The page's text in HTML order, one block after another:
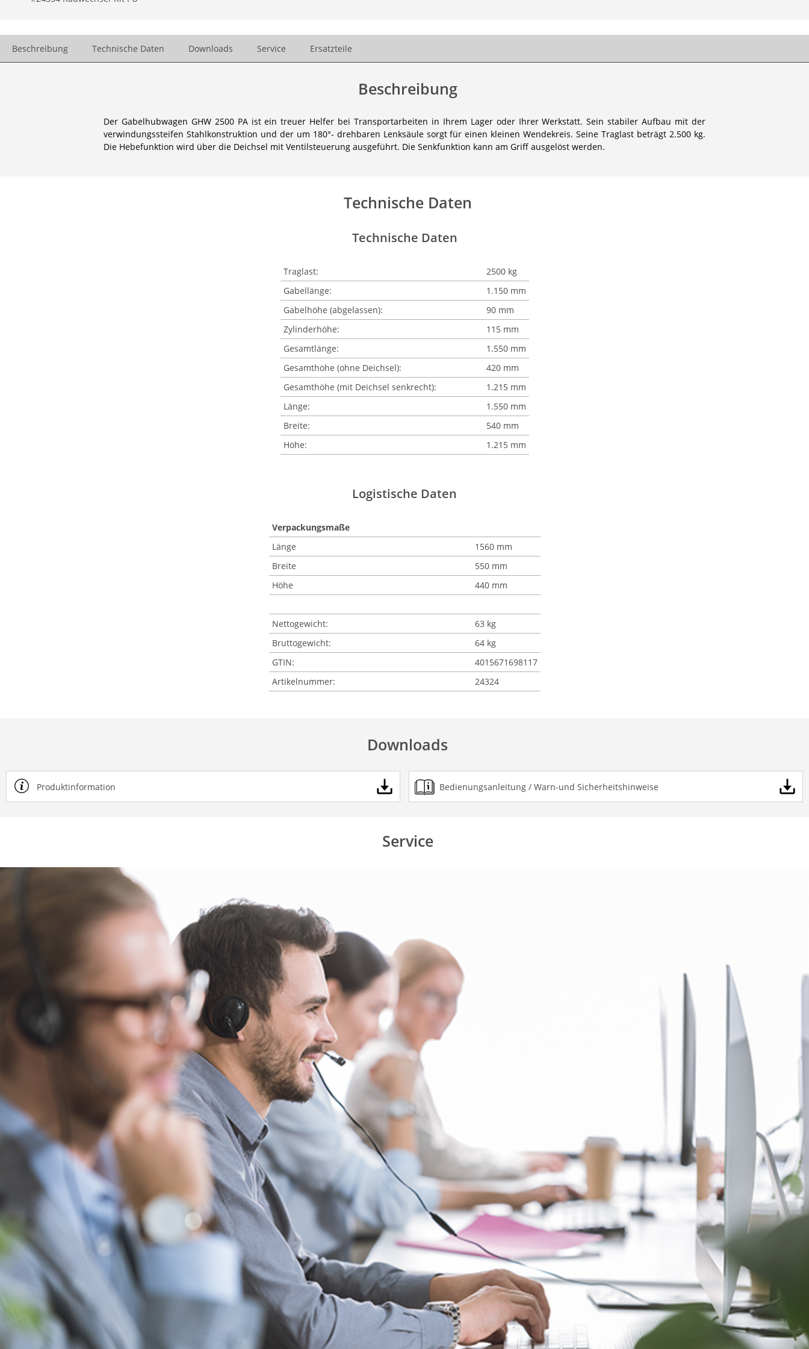
Beschreibung Technische Daten Downloads Service Ersatzteile
Beschreibung
Der Gabelhubwagen GHW 2500 PA ist ein treuer Helfer bei Transportarbeiten in Ihrem Lager oder Ihrer Werkstatt. Sein stabiler Aufbau mit der
verwindungssteifen Stahlkonstruktion und der um 180°- drehbaren Lenksäule sorgt für einen kleinen Wendekreis. Seine Traglast beträgt 2.500 kg.
Die Hebefunktion wird über die Deichsel mit Ventilsteuerung ausgeführt. Die Senkfunktion kann am Griff ausgelöst werden.
Technische Daten
Technische Daten
Traglast:
2500 kg
Gabellänge:
1.150 mm
Gabelhöhe (abgelassen):
90 mm
Zylinderhöhe:
115 mm
Gesamtlänge:
1.550 mm
Gesamthöhe (ohne Deichsel):
420 mm
Gesamthöhe (mit Deichsel senkrecht):
1.215 mm
Länge:
1.550 mm
Breite:
540 mm
Höhe:
1.215 mm
Logistische Daten
Verpackungsmaße
Länge
1560 mm
Breite
550 mm
Höhe
440 mm
Nettogewicht:
63 kg
Bruttogewicht:
64 kg
GTIN:
4015671698117
Artikelnummer:
24324
Downloads
Produktinformation Bedienungsanleitung / Warn-und Sicherheitshinweise
Service